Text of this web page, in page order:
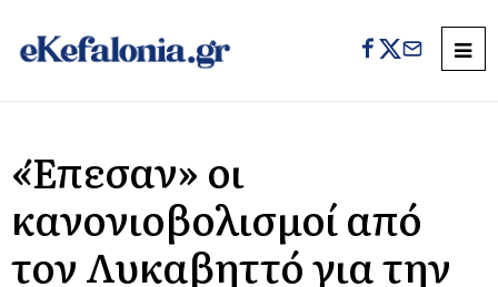
«Έπεσαν» οι
κανονιοβολισμοί από
τον Λυκαβηττό για την